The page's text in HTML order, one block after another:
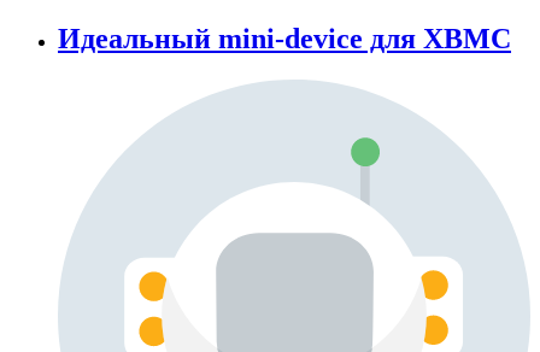
Идеальный mini-device для XBMC